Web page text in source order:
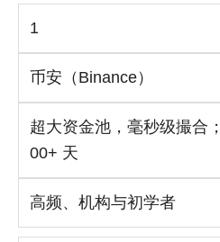
1
币安（Binance）
超大资金池，毫秒级撮合
00+ 天
高频、机构与初学者